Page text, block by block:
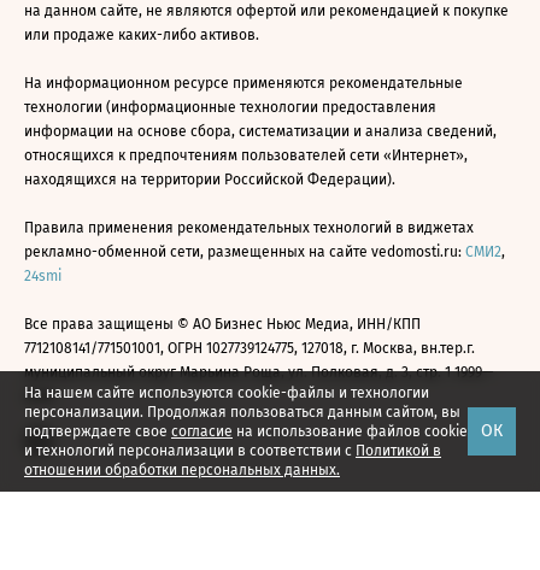
На нашем сайте используются cookie-файлы и технологии
персонализации. Продолжая пользоваться данным сайтом, вы
подтверждаете свое согласие на использование файлов cookie
и технологий персонализации в соответствии с Политикой в
отношении обработки персональных данных.
ОК
на данном сайте, не являются офертой или рекомендацией к покупке
или продаже каких-либо активов.
На информационном ресурсе применяются рекомендательные
технологии (информационные технологии предоставления
информации на основе сбора, систематизации и анализа сведений,
относящихся к предпочтениям пользователей сети «Интернет»,
находящихся на территории Российской Федерации).
Правила применения рекомендательных технологий в виджетах
рекламно-обменной сети, размещенных на сайте vedomosti.ru: СМИ2,
24smi
Все права защищены © АО Бизнес Ньюс Медиа, ИНН/КПП
7712108141/771501001, ОГРН 1027739124775, 127018, г. Москва, вн.тер.г.
муниципальный округ Марьина Роща, ул. Полковая, д. 3, стр. 1 1999—
2026